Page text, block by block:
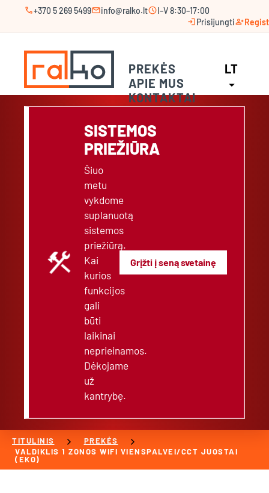
call+370 5 269 5499mailinfo@ralko.ltscheduleI–V 8:30–17:00
loginPrisijungtiperson_add
PREKĖS
APIE MUS
KONTAKTAI
LT
arrow_drop_down
construction
SISTEMOS
PRIEŽIŪRA
Šiuo
metu
vykdome
suplanuotą
sistemos
priežiūrą.
Kai
kurios
funkcijos
gali
būti
laikinai
neprieinamos.
Dėkojame
už
kantrybę.
Grįžti į seną svetainę
TITULINIS chevron_right PREKĖS chevron_right
VALDIKLIS 1 ZONOS WIFI VIENSPALVEI/CCT JUOSTAI
(EKO)